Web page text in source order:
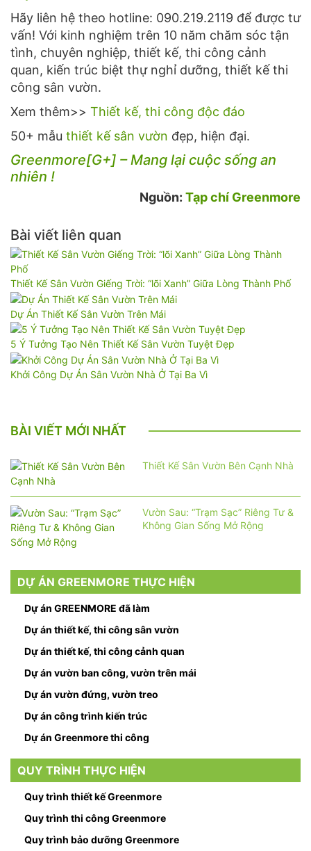
Hãy liên hệ theo hotline: 090.219.2119 để được tư
vấn! Với kinh nghiệm trên 10 năm chăm sóc tận
tình, chuyên nghiệp, thiết kế, thi công cảnh
quan, kiến trúc biệt thự nghỉ dưỡng, thiết kế thi
công sân vườn.
Xem thêm>> Thiết kế, thi công độc đáo
50+ mẫu thiết kế sân vườn đẹp, hiện đại.
Greenmore[G+] – Mang lại cuộc sống an
nhiên !
Nguồn: Tạp chí Greenmore
Bài viết liên quan
Thiết Kế Sân Vườn Giếng Trời: “lõi Xanh” Giữa Lòng Thành Phố
Dự Án Thiết Kế Sân Vườn Trên Mái
5 Ý Tưởng Tạo Nên Thiết Kế Sân Vườn Tuyệt Đẹp
Khởi Công Dự Án Sân Vườn Nhà Ở Tại Ba Vì
BÀI VIẾT MỚI NHẤT
Thiết Kế Sân Vườn Bên Cạnh Nhà
Vườn Sau: “Trạm Sạc” Riêng Tư &
Không Gian Sống Mở Rộng
DỰ ÁN GREENMORE THỰC HIỆN
Dự án GREENMORE đã làm
Dự án thiết kế, thi công sân vườn
Dự án thiết kế, thi công cảnh quan
Dự án vườn ban công, vườn trên mái
Dự án vườn đứng, vườn treo
Dự án công trình kiến trúc
Dự án Greenmore thi công
QUY TRÌNH THỰC HIỆN
Quy trình thiết kế Greenmore
Quy trình thi công Greenmore
Quy trình bảo dưỡng Greenmore